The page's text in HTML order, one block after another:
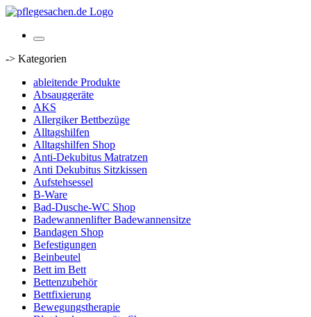
-> Kategorien
ableitende Produkte
Absauggeräte
AKS
Allergiker Bettbezüge
Alltagshilfen
Alltagshilfen Shop
Anti-Dekubitus Matratzen
Anti Dekubitus Sitzkissen
Aufstehsessel
B-Ware
Bad-Dusche-WC Shop
Badewannenlifter Badewannensitze
Bandagen Shop
Befestigungen
Beinbeutel
Bett im Bett
Bettenzubehör
Bettfixierung
Bewegungstherapie